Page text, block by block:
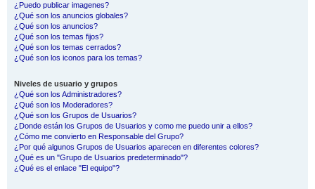
¿Puedo publicar imagenes?
¿Qué son los anuncios globales?
¿Qué son los anuncios?
¿Qué son los temas fijos?
¿Qué son los temas cerrados?
¿Qué son los iconos para los temas?
Niveles de usuario y grupos
¿Qué son los Administradores?
¿Qué son los Moderadores?
¿Qué son los Grupos de Usuarios?
¿Donde están los Grupos de Usuarios y como me puedo unir a ellos?
¿Cómo me convierto en Responsable del Grupo?
¿Por qué algunos Grupos de Usuarios aparecen en diferentes colores?
¿Qué es un "Grupo de Usuarios predeterminado"?
¿Qué es el enlace "El equipo"?